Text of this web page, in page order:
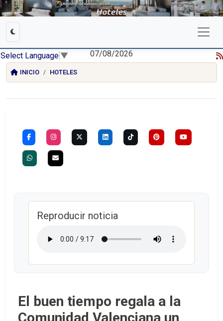
Select Language ▼ 07/08/2026
INICIO HOTELES
Reproducir noticia
El buen tiempo regala a la